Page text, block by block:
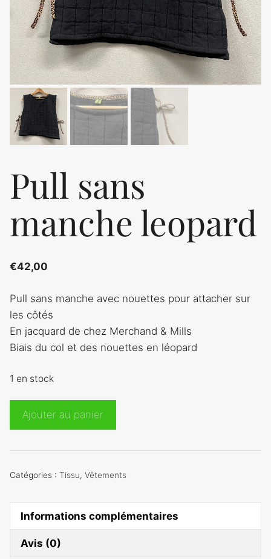
Pull sans
manche leopard
€42,00
Pull sans manche avec nouettes pour attacher sur
les côtés
En jacquard de chez Merchand & Mills
Biais du col et des nouettes en léopard
1 en stock
quantité
manche
Ajouter au panier
Catégories : Tissu, Vêtements
Informations complémentaires
Avis (0)